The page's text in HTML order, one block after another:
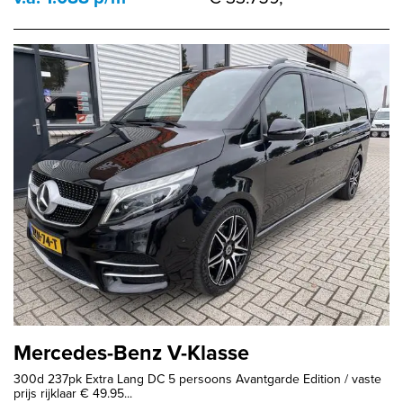
Mercedes-Benz V-Klasse
300d 237pk Extra Lang DC 5 persoons Avantgarde Edition / vaste
prijs rijklaar € 49.95...